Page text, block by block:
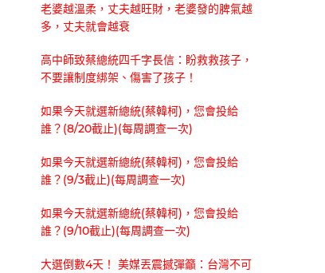
老婆越溫柔，丈夫越旺財，老婆發的脾氣越
多，丈夫就會越衰
高中師致蔡總統四千字長信：盼救救孩子，
不要讓制度綁架、傷害了孩子！
如果今天就選新總統(蔡韓柯)，您會投給
誰？(8/20截止)(每周調查一次)
如果今天就選新總統(蔡韓柯)，您會投給
誰？(9/3截止)(每周調查一次)
如果今天就選新總統(蔡韓柯)，您會投給
誰？(9/10截止)(每周調查一次)
大選倒數4天！ 美媒丟震撼彈籲：台灣不可